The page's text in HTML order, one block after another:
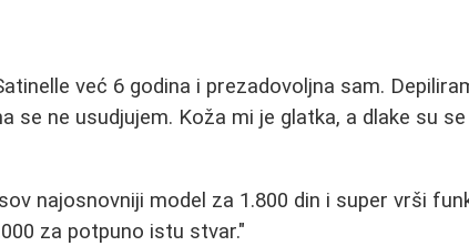
već 6 godina i prezadovoljna sam.
se ne usudjujem. Koža mi je glatka, a dlake su
najosnovniji model za 1.800 din i super vrši
za potpuno istu stvar."